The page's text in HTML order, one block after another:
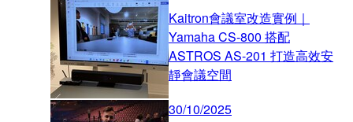
Kaitron會議室改造實例｜
Yamaha CS-800 搭配
ASTROS AS-201 打造高效安
靜會議空間
30/10/2025